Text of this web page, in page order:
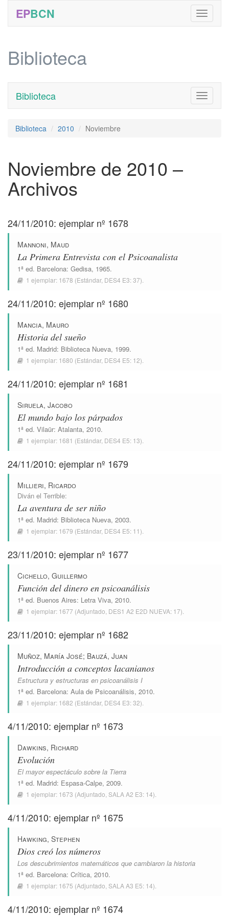
EPBCN
Biblioteca
Toggle
Biblioteca
Biblioteca 2010 Noviembre
Noviembre de 2010 –
Archivos
24/11/2010: ejemplar nº 1678
Mannoni, Maud
La Primera Entrevista con el Psicoanalista
1ª ed. Barcelona: Gedisa, 1965.
1 ejemplar: 1678 (Estándar, DES4 E3: 37).
24/11/2010: ejemplar nº 1680
Mancia, Mauro
Historia del sueño
1ª ed. Madrid: Biblioteca Nueva, 1999.
1 ejemplar: 1680 (Estándar, DES4 E5: 12).
24/11/2010: ejemplar nº 1681
Siruela, Jacobo
El mundo bajo los párpados
1ª ed. Vilaür: Atalanta, 2010.
1 ejemplar: 1681 (Estándar, DES4 E5: 13).
24/11/2010: ejemplar nº 1679
Millieri, Ricardo
Diván el Terrible:
La aventura de ser niño
1ª ed. Madrid: Biblioteca Nueva, 2003.
1 ejemplar: 1679 (Estándar, DES4 E5: 11).
23/11/2010: ejemplar nº 1677
Cichello, Guillermo
Función del dinero en psicoanálisis
1ª ed. Buenos Aires: Letra Viva, 2010.
1 ejemplar: 1677 (Adjuntado, DES1 A2 E2D NUEVA: 17).
23/11/2010: ejemplar nº 1682
Muñoz, María José; Bauzá, Juan
Introducción a conceptos lacanianos
Estructura y estructuras en psicoanálisis I
1ª ed. Barcelona: Aula de Psicoanálisis, 2010.
1 ejemplar: 1682 (Estándar, DES4 E3: 32).
4/11/2010: ejemplar nº 1673
Dawkins, Richard
Evolución
El mayor espectáculo sobre la Tierra
1ª ed. Madrid: Espasa-Calpe, 2009.
1 ejemplar: 1673 (Adjuntado, SALA A2 E3: 14).
4/11/2010: ejemplar nº 1675
Hawking, Stephen
Dios creó los números
Los descubrimientos matemáticos que cambiaron la historia
1ª ed. Barcelona: Crítica, 2010.
1 ejemplar: 1675 (Adjuntado, SALA A3 E5: 14).
4/11/2010: ejemplar nº 1674